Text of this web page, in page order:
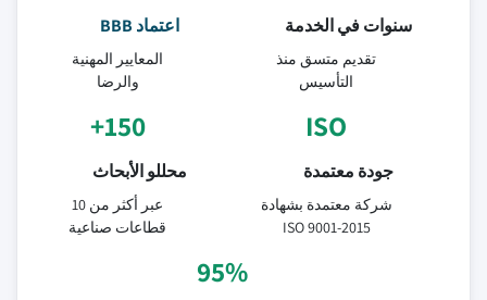
سنوات في الخدمة
تقديم متسق منذ
التأسيس
اعتماد BBB
المعايير المهنية
والرضا
ISO
جودة معتمدة
شركة معتمدة بشهادة
ISO 9001-2015
150+
محللو الأبحاث
عبر أكثر من 10
قطاعات صناعية
95%